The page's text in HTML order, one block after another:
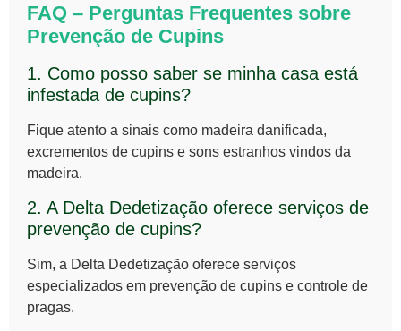
FAQ – Perguntas Frequentes sobre
Prevenção de Cupins
1. Como posso saber se minha casa está
infestada de cupins?
Fique atento a sinais como madeira danificada,
excrementos de cupins e sons estranhos vindos da
madeira.
2. A Delta Dedetização oferece serviços de
prevenção de cupins?
Sim, a Delta Dedetização oferece serviços
especializados em prevenção de cupins e controle de
pragas.